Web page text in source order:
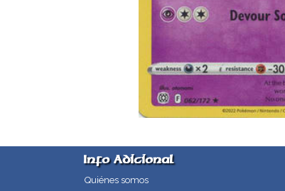
Info Adicional
Quiénes somos